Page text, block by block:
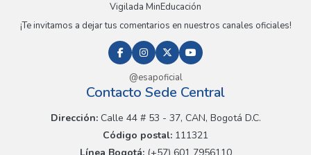
Vigilada MinEducación
¡Te invitamos a dejar tus comentarios en nuestros canales oficiales!
@esapoficial
Contacto Sede Central
Dirección:Calle 44 # 53 - 37, CAN, Bogotá D.C.
Código postal: 111321